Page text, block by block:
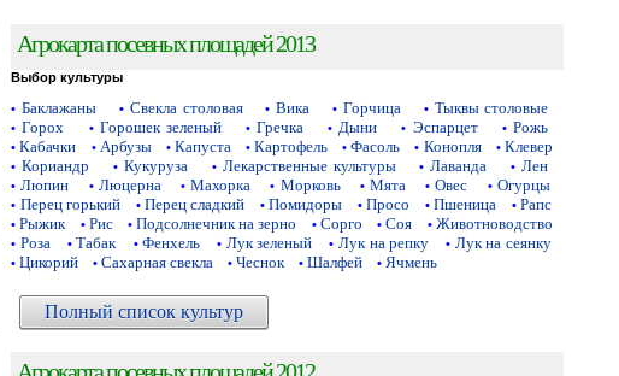
Агрокарта посевных площадей 2013
Выбор культуры
• Баклажаны • Свекла столовая • Вика • Горчица • Тыквы столовые
• Горох • Горошек зеленый • Гречка • Дыни • Эспарцет • Рожь
• Кабачки • Арбузы • Капуста • Картофель • Фасоль • Конопля • Клевер
• Кориандр • Кукуруза • Лекарственные культуры • Лаванда • Лен
• Люпин • Люцерна • Махорка • Морковь • Мята • Овес • Огурцы
• Перец горький • Перец сладкий • Помидоры • Просо • Пшеница • Рапс
• Рыжик • Рис • Подсолнечник на зерно • Сорго • Соя • Животноводство
• Роза • Табак • Фенхель • Лук зеленый • Лук на репку • Лук на сеянку
• Цикорий • Сахарная свекла • Чеснок • Шалфей • Ячмень
Полный список культур
Агрокарта посевных площадей 2012